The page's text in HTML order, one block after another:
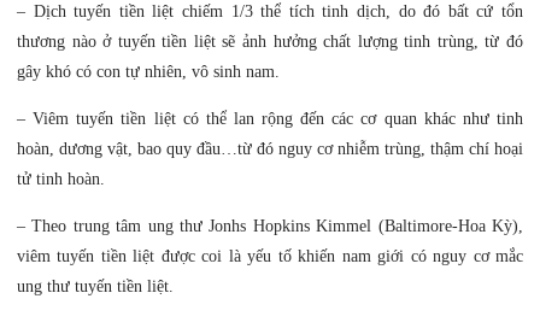
– Dịch tuyến tiền liệt chiếm 1/3 thể tích tinh dịch, do đó bất cứ tổn
thương nào ở tuyến tiền liệt sẽ ảnh hưởng chất lượng tinh trùng, từ đó
gây khó có con tự nhiên, vô sinh nam.
– Viêm tuyến tiền liệt có thể lan rộng đến các cơ quan khác như tinh
hoàn, dương vật, bao quy đầu…từ đó nguy cơ nhiễm trùng, thậm chí hoại
tử tinh hoàn.
– Theo trung tâm ung thư Jonhs Hopkins Kimmel (Baltimore-Hoa Kỳ),
viêm tuyến tiền liệt được coi là yếu tố khiến nam giới có nguy cơ mắc
ung thư tuyến tiền liệt.